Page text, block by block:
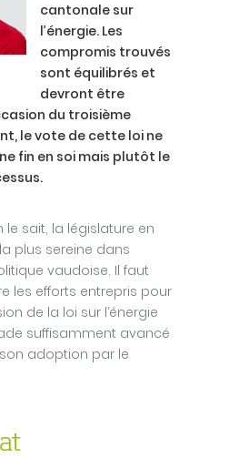
cantonale sur
l’énergie. Les
compromis trouvés
sont équilibrés et
devront être
du troisième
le vote de cette loi ne
fin en soi mais plutôt le
sait, la législature en
plus sereine dans
vaudoise. Il faut
les efforts entrepris pour
de la loi sur l’énergie
suffisamment avancé
adoption par le